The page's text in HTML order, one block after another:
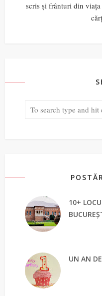
scris și frânturi din
10+
UN AN